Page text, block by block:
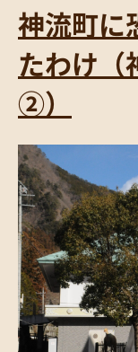
神流町に
たわけ（
②）